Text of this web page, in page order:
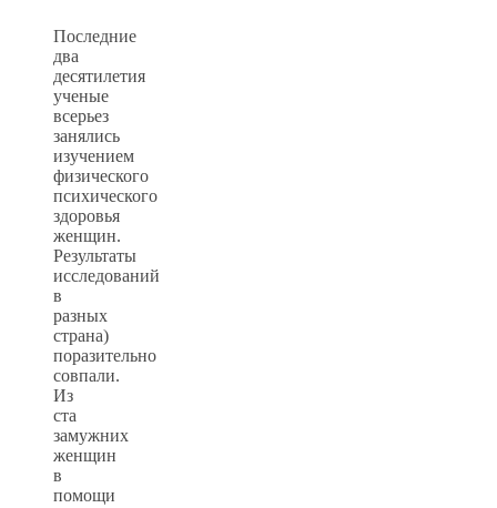
Последние
два
десятилетия
ученые
всерьез
занялись
изучением
физического
психического
здоровья
женщин.
Результаты
исследований
в
разных
страна)
поразительно
совпали.
Из
ста
замужних
женщин
в
помощи